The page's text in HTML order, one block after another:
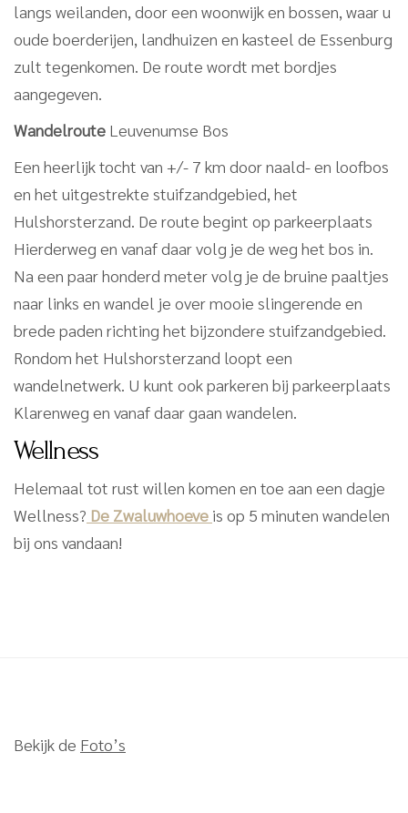
langs weilanden, door een woonwijk en bossen, waar u
oude boerderijen, landhuizen en kasteel de Essenburg
zult tegenkomen. De route wordt met bordjes
aangegeven.
Wandelroute Leuvenumse Bos
Een heerlijk tocht van +/- 7 km door naald- en loofbos
en het uitgestrekte stuifzandgebied, het
Hulshorsterzand. De route begint op parkeerplaats
Hierderweg en vanaf daar volg je de weg het bos in.
Na een paar honderd meter volg je de bruine paaltjes
naar links en wandel je over mooie slingerende en
brede paden richting het bijzondere stuifzandgebied.
Rondom het Hulshorsterzand loopt een
wandelnetwerk. U kunt ook parkeren bij parkeerplaats
Klarenweg en vanaf daar gaan wandelen.
Wellness
Helemaal tot rust willen komen en toe aan een dagje
Wellness? De Zwaluwhoeve is op 5 minuten wandelen
bij ons vandaan!
Bekijk de Foto’s